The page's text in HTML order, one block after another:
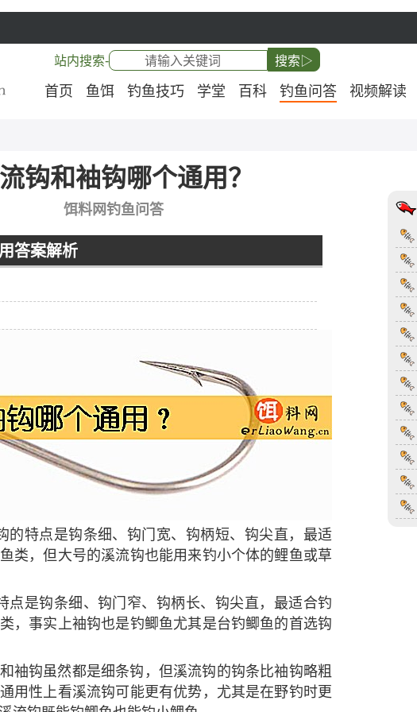
站内搜索- 搜索▷
首页 鱼饵 钓鱼技巧 学堂 百科 钓鱼问答 视频解读
钩和袖钩哪个通用？
饵料网钓鱼问答
答案解析
的特点是钩条细、钩门宽、钩柄短、钩尖直，最适
类，但大号的溪流钩也能用来钓小个体的鲤鱼或草
点是钩条细、钩门窄、钩柄长、钩尖直，最适合钓
，事实上袖钩也是钓鲫鱼尤其是台钓鲫鱼的首选钩
袖钩虽然都是细条钩，但溪流钩的钩条比袖钩略粗
用性上看溪流钩可能更有优势，尤其是在野钓时更